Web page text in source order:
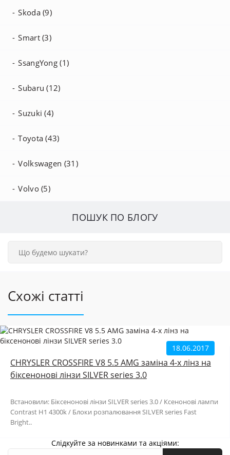
Skoda (9)
Smart (3)
SsangYong (1)
Subaru (12)
Suzuki (4)
Toyota (43)
Volkswagen (31)
Volvo (5)
ПОШУК ПО БЛОГУ
Схожі статті
18.06.2017
CHRYSLER CROSSFIRE V8 5.5 AMG заміна 4-х лінз на
біксенонові лінзи SILVER series 3.0
Встановили: Біксенонові лінзи SILVER series 3.0 / Ксенонові лампи
Contrast H1 4300k / Блоки розпалювання SILVER series Fast
Bright..
Слідкуйте за новинками та акціями: